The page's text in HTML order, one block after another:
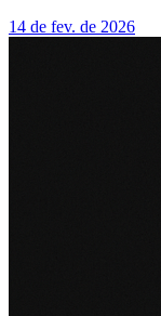
14 de fev. de 2026